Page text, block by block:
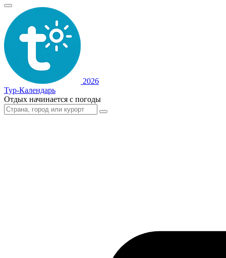
2026
Тур-Календарь
Отдых начинается с погоды